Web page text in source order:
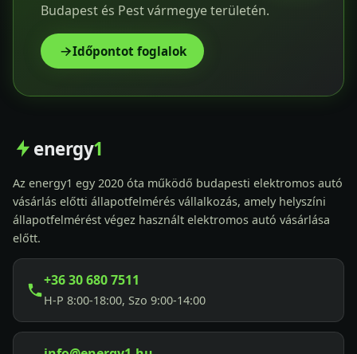
Budapest és Pest vármegye területén.
Időpontot foglalok
energy1
Az energy1 egy 2020 óta működő budapesti elektromos autó
vásárlás előtti állapotfelmérés vállalkozás, amely helyszíni
állapotfelmérést végez használt elektromos autó vásárlása
előtt.
+36 30 680 7511
H-P 8:00-18:00, Szo 9:00-14:00